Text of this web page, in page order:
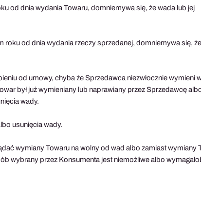
od dnia wydania Towaru, domniemywa się, że wada lub jej
roku od dnia wydania rzeczy sprzedanej, domniemywa się,
od umowy, chyba że Sprzedawca niezwłocznie wymieni
był już wymieniany lub naprawiany przez Sprzedawcę
wady.
usunięcia wady.
wymiany Towaru na wolny od wad albo zamiast wymiany
wybrany przez Konsumenta jest niemożliwe albo